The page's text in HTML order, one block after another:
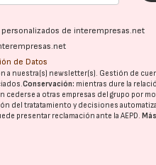
de interempresas.net
de Datos
a nuestra(s) newsletter(s). Gestión de
Conservación: mientras dure la
cederse a otras empresas del grupo por
del tratatamiento y decisiones
presentar reclamación ante laAEPD.